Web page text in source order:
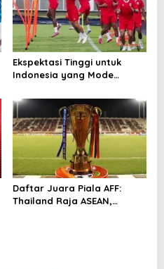
Ekspektasi Tinggi untuk
Indonesia yang Mode
Daftar Juara Piala AFF:
Thailand Raja ASEAN,